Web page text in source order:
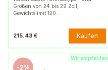
Größen von 24 bis 29 Zoll,
Gewichtslimit 120…
215.43 € Kaufen
Wir empfehlen
-2%